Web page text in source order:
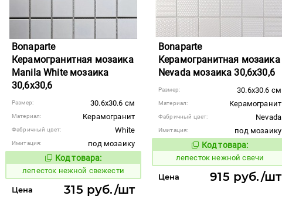
Bonaparte
Керамогранитная мозаика
Manila White мозаика
30,6x30,6
Размер: 30.6x30.6 см
Материал: Керамогранит
Фабричный цвет: White
Имитация:
под мозаику
Код товара:
867458 Код товара:
лепесток нежной свежести
Цена 315 руб./шт
Bonaparte
Керамогранитная мозаика
Nevada мозаика 30,6x30,6
Размер: 30.6x30.6 см
Материал: Керамогранит
Фабричный цвет: Nevada
Имитация:
под мозаику
Код товара:
867459 Код товара:
лепесток нежной свечи
Цена 915 руб./шт